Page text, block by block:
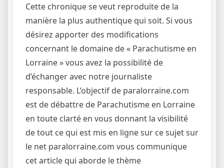
Cette chronique se veut reproduite de la
manière la plus authentique qui soit. Si vous
désirez apporter des modifications
concernant le domaine de « Parachutisme en
Lorraine » vous avez la possibilité de
d’échanger avec notre journaliste
responsable. L’objectif de paralorraine.com
est de débattre de Parachutisme en Lorraine
en toute clarté en vous donnant la visibilité
de tout ce qui est mis en ligne sur ce sujet sur
le net paralorraine.com vous communique
cet article qui aborde le thème